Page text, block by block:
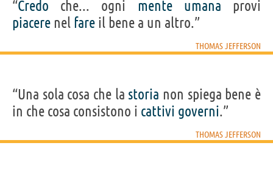
“Credo che... ogni mente umana provi
piacere nel fare il bene a un altro.”
THOMAS JEFFERSON
“Una sola cosa che la storia non spiega bene è
in che cosa consistono i cattivi governi.”
THOMAS JEFFERSON